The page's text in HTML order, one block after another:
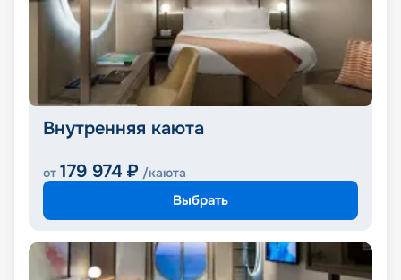
Внутренняя каюта
от 179 974 ₽ /каюта
Выбрать